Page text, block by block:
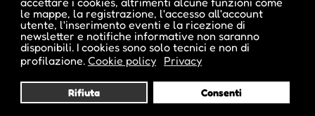
le mappe, la registrazione, l'accesso all'account
utente, l'inserimento eventi e la ricezione di
newsletter e notifiche informative non saranno
disponibili. I cookies sono solo tecnici e non di
profilazione. Cookie policy Privacy
Rifiuta Consenti
cristina inside